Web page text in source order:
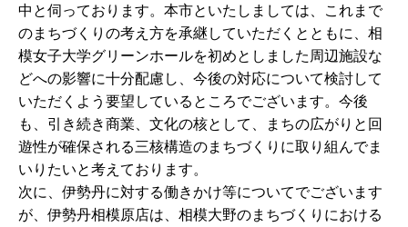
中と伺っております。本市といたしましては、これまで
のまちづくりの考え方を承継していただくとともに、相
模女子大学グリーンホールを初めとしました周辺施設な
どへの影響に十分配慮し、今後の対応について検討して
いただくよう要望しているところでございます。今後
も、引き続き商業、文化の核として、まちの広がりと回
遊性が確保される三核構造のまちづくりに取り組んでま
いりたいと考えております。
次に、伊勢丹に対する働きかけ等についてでございます
が、伊勢丹相模原店は、相模大野のまちづくりにおける